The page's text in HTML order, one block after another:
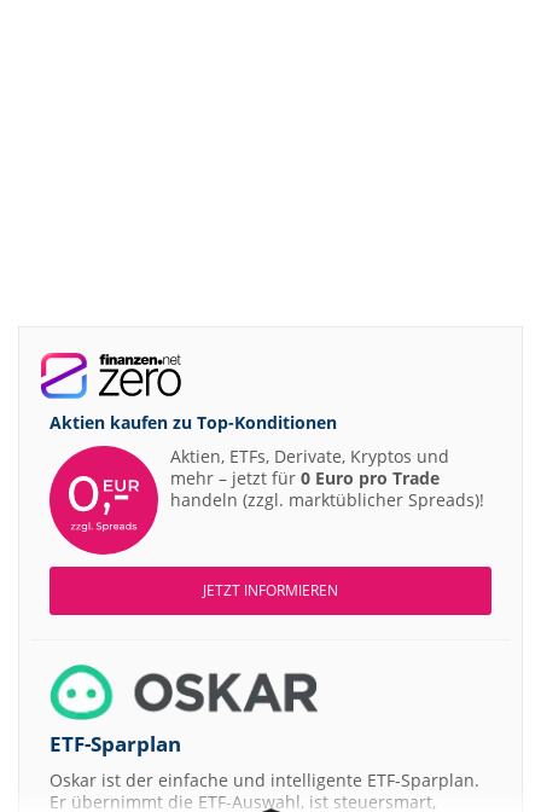
Aktien kaufen zu Top-Konditionen
Aktien, ETFs, Derivate, Kryptos und
mehr – jetzt für 0 Euro pro Trade
handeln (zzgl. marktüblicher Spreads)!
JETZT INFORMIEREN
ETF-Sparplan
Oskar ist der einfache und intelligente ETF-Sparplan.
Er übernimmt die ETF-Auswahl, ist steuersmart,